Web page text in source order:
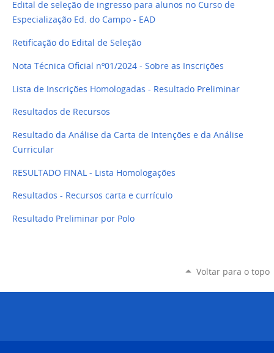
Edital de seleção de ingresso para alunos no Curso de
Especialização Ed. do Campo - EAD
Retificação do Edital de Seleção
Nota Técnica Oficial nº01/2024 - Sobre as Inscrições
Lista de Inscrições Homologadas - Resultado Preliminar
Resultados de Recursos
Resultado da Análise da Carta de Intenções e da Análise
Curricular
RESULTADO FINAL - Lista Homologações
Resultados - Recursos carta e currículo
Resultado Preliminar por Polo
Voltar para o topo